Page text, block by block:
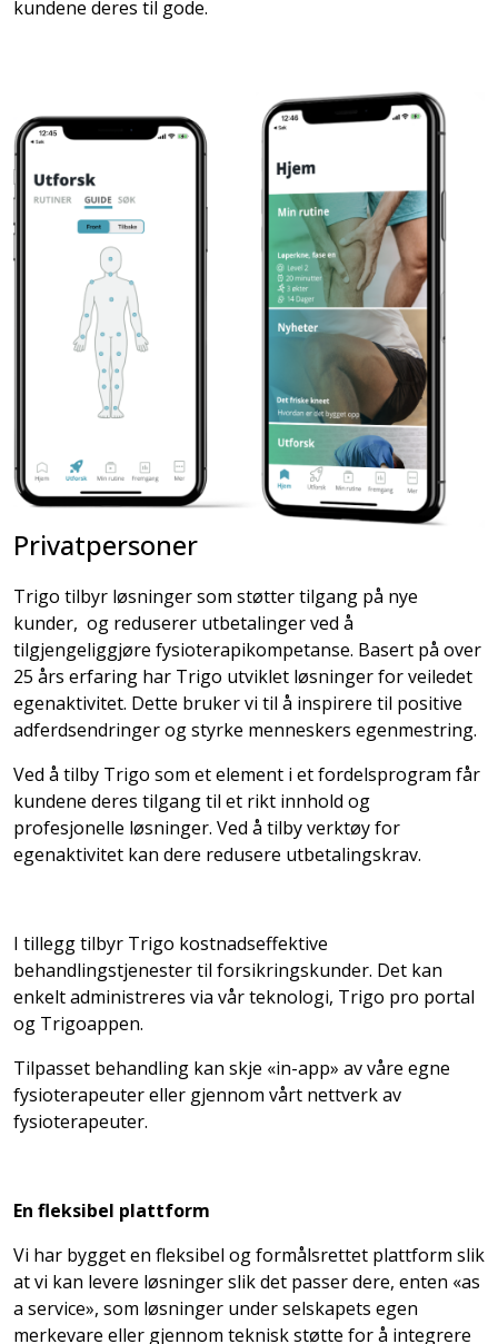
kundene deres til gode.
Privatpersoner
Trigo tilbyr løsninger som støtter tilgang på nye
kunder, og reduserer utbetalinger ved å
tilgjengeliggjøre fysioterapikompetanse. Basert på over
25 års erfaring har Trigo utviklet løsninger for veiledet
egenaktivitet. Dette bruker vi til å inspirere til positive
adferdsendringer og styrke menneskers egenmestring.
Ved å tilby Trigo som et element i et fordelsprogram får
kundene deres tilgang til et rikt innhold og
profesjonelle løsninger. Ved å tilby verktøy for
egenaktivitet kan dere redusere utbetalingskrav.
I tillegg tilbyr Trigo kostnadseffektive
behandlingstjenester til forsikringskunder. Det kan
enkelt administreres via vår teknologi, Trigo pro portal
og Trigoappen.
Tilpasset behandling kan skje «in-app» av våre egne
fysioterapeuter eller gjennom vårt nettverk av
fysioterapeuter.
En fleksibel plattform
Vi har bygget en fleksibel og formålsrettet plattform slik
at vi kan levere løsninger slik det passer dere, enten «as
a service», som løsninger under selskapets egen
merkevare eller gjennom teknisk støtte for å integrere